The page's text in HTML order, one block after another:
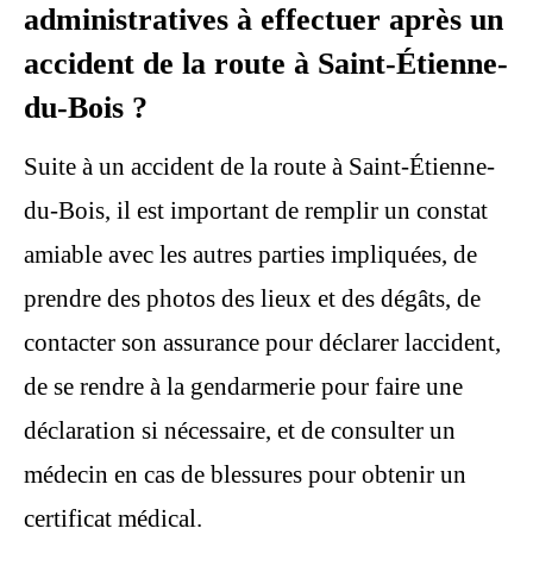
administratives à effectuer après un
accident de la route à Saint-Étienne-
du-Bois ?
Suite à un accident de la route à Saint-Étienne-
du-Bois, il est important de remplir un constat
amiable avec les autres parties impliquées, de
prendre des photos des lieux et des dégâts, de
contacter son assurance pour déclarer laccident,
de se rendre à la gendarmerie pour faire une
déclaration si nécessaire, et de consulter un
médecin en cas de blessures pour obtenir un
certificat médical.